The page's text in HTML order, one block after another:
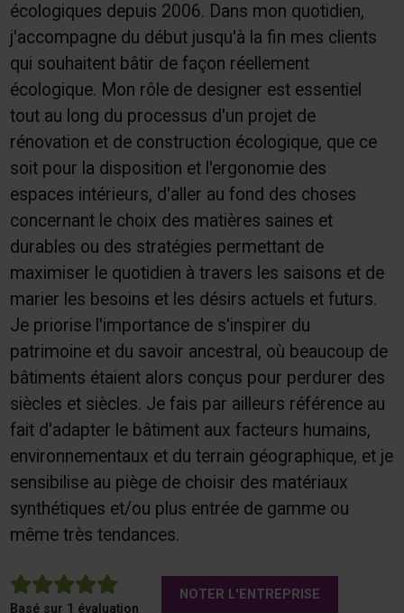
écologiques depuis 2006. Dans mon quotidien,
j'accompagne du début jusqu'à la fin mes clients
qui souhaitent bâtir de façon réellement
écologique. Mon rôle de designer est essentiel
tout au long du processus d'un projet de
rénovation et de construction écologique, que ce
soit pour la disposition et l'ergonomie des
espaces intérieurs, d'aller au fond des choses
concernant le choix des matières saines et
durables ou des stratégies permettant de
maximiser le quotidien à travers les saisons et de
marier les besoins et les désirs actuels et futurs.
Je priorise l'importance de s'inspirer du
patrimoine et du savoir ancestral, où beaucoup de
bâtiments étaient alors conçus pour perdurer des
siècles et siècles. Je fais par ailleurs référence au
fait d'adapter le bâtiment aux facteurs humains,
environnementaux et du terrain géographique, et je
sensibilise au piège de choisir des matériaux
synthétiques et/ou plus entrée de gamme ou
même très tendances.
5
Basé sur 1 évaluation
NOTER L'ENTREPRISE